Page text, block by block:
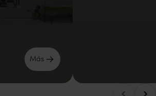
Más